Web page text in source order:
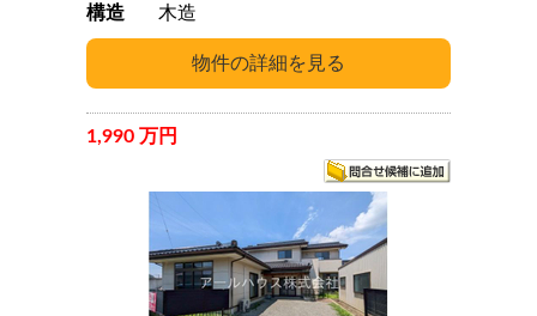
構造 木造
1,990 万円